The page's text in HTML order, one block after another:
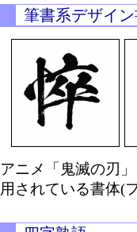
筆書系デザイ
アニメ「鬼滅の刃
用されている書体(